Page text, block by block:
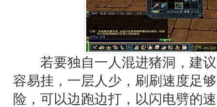
若要独自一人混进猪洞，建议
容易挂，一层人少，刷刷速度足
险，可以边跑边打，以闪电劈的